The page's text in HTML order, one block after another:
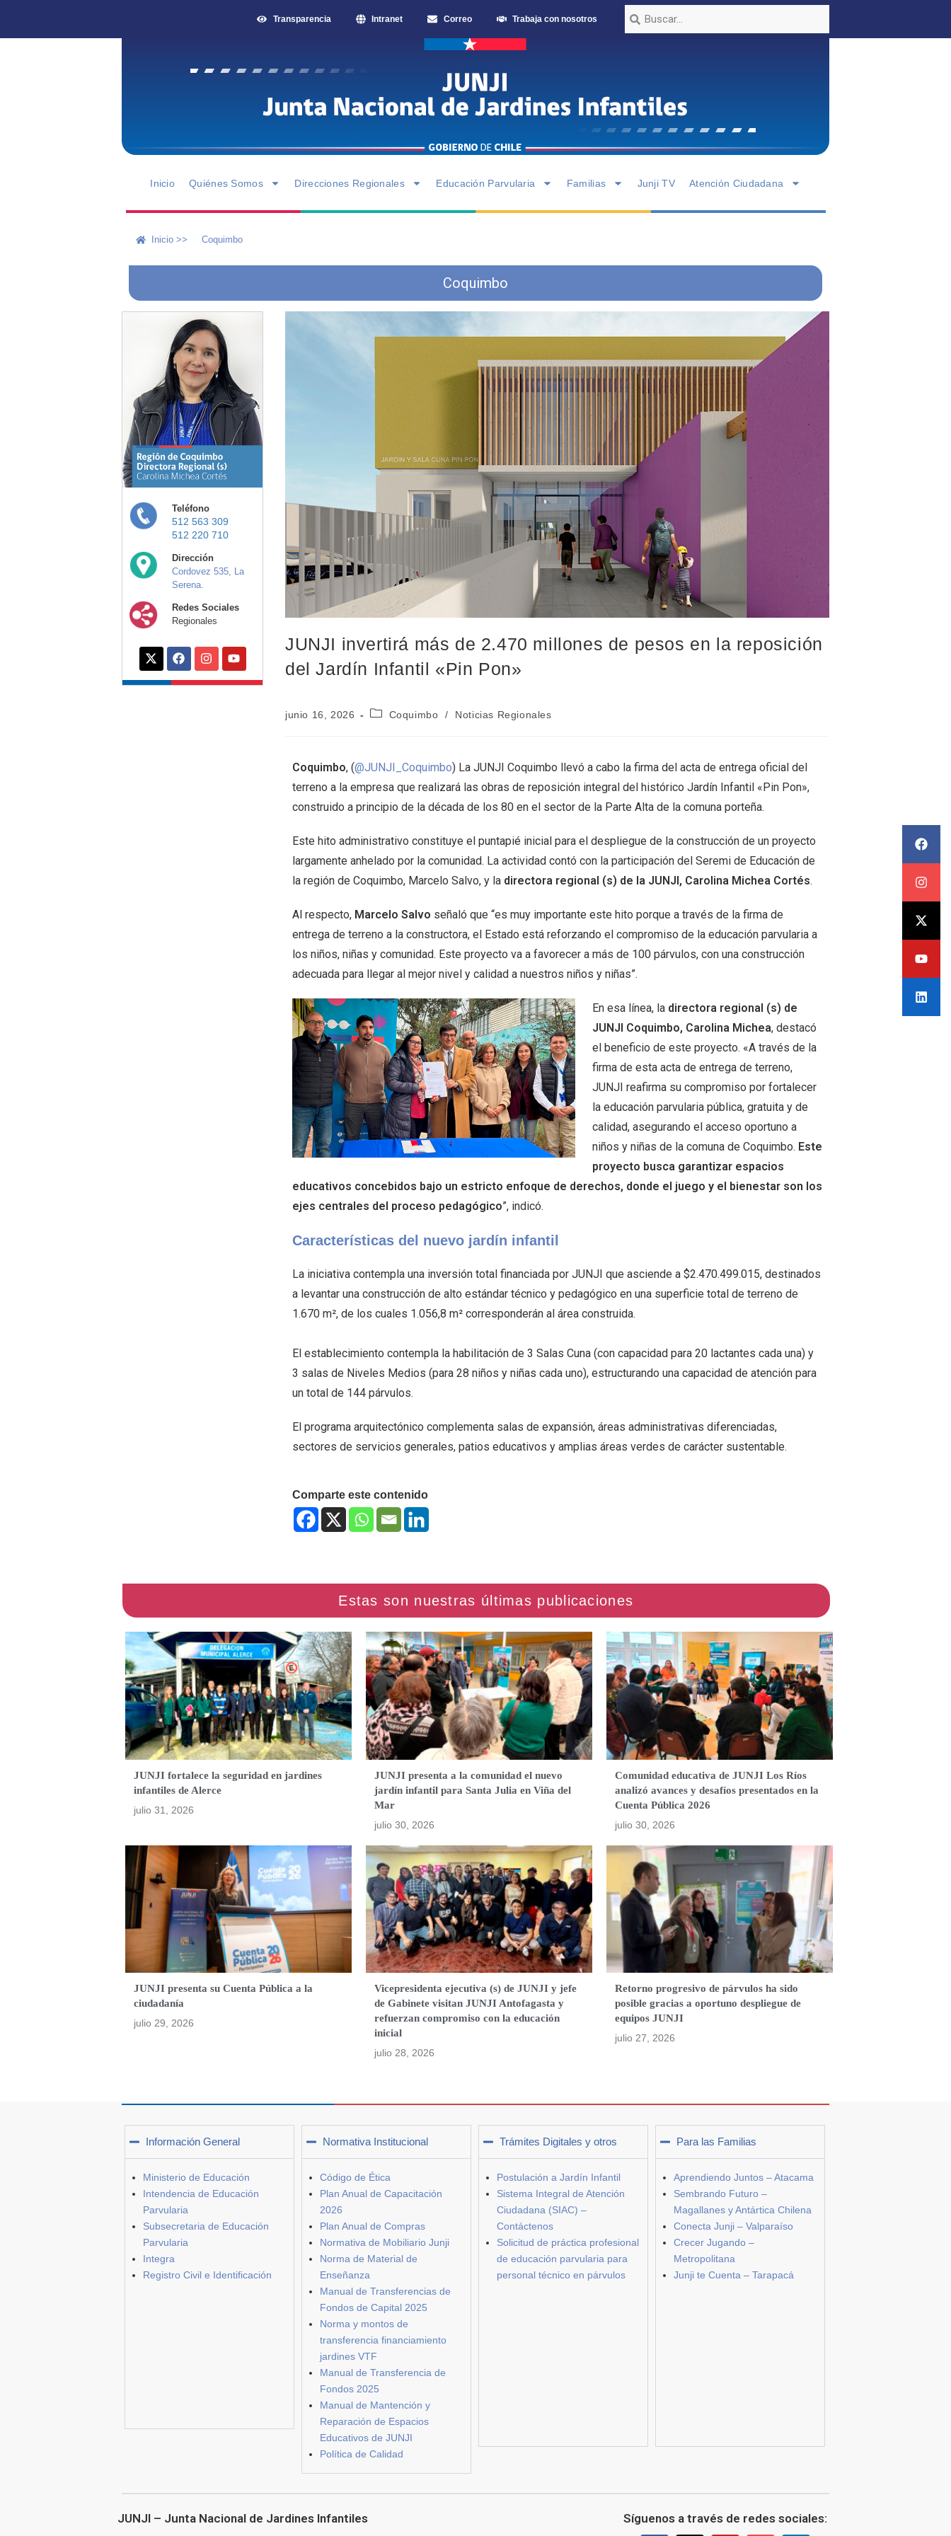
Transparencia Intranet Correo Trabaja con nosotros
Inicio Quiénes Somos Direcciones Regionales Educación Parvularia Familias Junji TV Atención Ciudadana
Inicio >> Coquimbo
Coquimbo
Teléfono
512 563 309
512 220 710
Dirección
Cordovez 535, La
Serena.
Redes Sociales
Regionales
JUNJI invertirá más de 2.470 millones de pesos en la reposición
del Jardín Infantil «Pin Pon»
junio 16, 2026 Coquimbo / Noticias Regionales
Coquimbo, (@JUNJI_Coquimbo) La JUNJI Coquimbo llevó a cabo la firma del acta de entrega oficial del
terreno a la empresa que realizará las obras de reposición integral del histórico Jardín Infantil «Pin Pon»,
construido a principio de la década de los 80 en el sector de la Parte Alta de la comuna porteña.
Este hito administrativo constituye el puntapié inicial para el despliegue de la construcción de un proyecto
largamente anhelado por la comunidad. La actividad contó con la participación del Seremi de Educación de
la región de Coquimbo, Marcelo Salvo, y la directora regional (s) de la JUNJI, Carolina Michea Cortés.
Al respecto, Marcelo Salvo señaló que “es muy importante este hito porque a través de la firma de
entrega de terreno a la constructora, el Estado está reforzando el compromiso de la educación parvularia a
los niños, niñas y comunidad. Este proyecto va a favorecer a más de 100 párvulos, con una construcción
adecuada para llegar al mejor nivel y calidad a nuestros niños y niñas”.
En esa línea, la directora regional (s) de
JUNJI Coquimbo, Carolina Michea, destacó
el beneficio de este proyecto. «A través de la
firma de esta acta de entrega de terreno,
JUNJI reafirma su compromiso por fortalecer
la educación parvularia pública, gratuita y de
calidad, asegurando el acceso oportuno a
niños y niñas de la comuna de Coquimbo. Este
proyecto busca garantizar espacios
educativos concebidos bajo un estricto enfoque de derechos, donde el juego y el bienestar son los
ejes centrales del proceso pedagógico”, indicó.
Características del nuevo jardín infantil
La iniciativa contempla una inversión total financiada por JUNJI que asciende a $2.470.499.015, destinados
a levantar una construcción de alto estándar técnico y pedagógico en una superficie total de terreno de
1.670 m², de los cuales 1.056,8 m² corresponderán al área construida.
El establecimiento contempla la habilitación de 3 Salas Cuna (con capacidad para 20 lactantes cada una) y
3 salas de Niveles Medios (para 28 niños y niñas cada uno), estructurando una capacidad de atención para
un total de 144 párvulos.
El programa arquitectónico complementa salas de expansión, áreas administrativas diferenciadas,
sectores de servicios generales, patios educativos y amplias áreas verdes de carácter sustentable.
Comparte este contenido
JUNJI fortalece la seguridad en jardines
infantiles de Alerce
julio 31, 2026
JUNJI presenta a la comunidad el nuevo
jardín infantil para Santa Julia en Viña del
Mar
julio 30, 2026
Comunidad educativa de JUNJI Los Ríos
analizó avances y desafíos presentados en la
Cuenta Pública 2026
julio 30, 2026
JUNJI presenta su Cuenta Pública a la
ciudadanía
julio 29, 2026
Vicepresidenta ejecutiva (s) de JUNJI y jefe
de Gabinete visitan JUNJI Antofagasta y
refuerzan compromiso con la educación
inicial
julio 28, 2026
Retorno progresivo de párvulos ha sido
posible gracias a oportuno despliegue de
equipos JUNJI
julio 27, 2026
Información General
Ministerio de Educación
Intendencia de Educación
Parvularia
Subsecretaria de Educación
Parvularia
Integra
Registro Civil e Identificación
Normativa Institucional
Código de Ética
Plan Anual de Capacitación
2026
Plan Anual de Compras
Normativa de Mobiliario Junji
Norma de Material de
Enseñanza
Manual de Transferencias de
Fondos de Capital 2025
Norma y montos de
transferencia financiamiento
jardines VTF
Manual de Transferencia de
Fondos 2025
Manual de Mantención y
Reparación de Espacios
Educativos de JUNJI
Política de Calidad
Trámites Digitales y otros
Postulación a Jardín Infantil
Sistema Integral de Atención
Ciudadana (SIAC) –
Contáctenos
Solicitud de práctica profesional
de educación parvularia para
personal técnico en párvulos
Para las Familias
Aprendiendo Juntos – Atacama
Sembrando Futuro –
Magallanes y Antártica Chilena
Conecta Junji – Valparaíso
Crecer Jugando –
Metropolitana
Junji te Cuenta – Tarapacá
JUNJI – Junta Nacional de Jardines Infantiles Síguenos a través de redes sociales: